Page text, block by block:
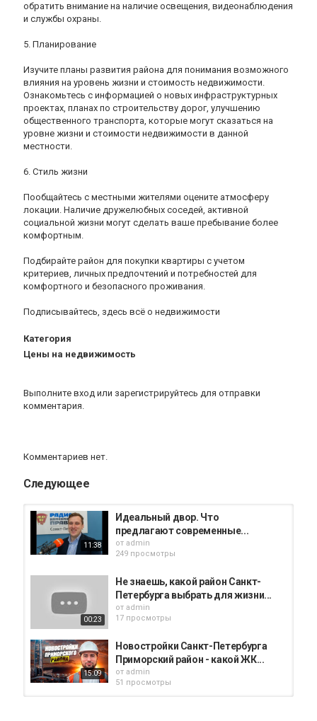
обратить внимание на наличие освещения, видеонаблюдения
и службы охраны.
5. Планирование
Изучите планы развития района для понимания возможного
влияния на уровень жизни и стоимость недвижимости.
Ознакомьтесь с информацией о новых инфраструктурных
проектах, планах по строительству дорог, улучшению
общественного транспорта, которые могут сказаться на
уровне жизни и стоимости недвижимости в данной
местности.
6. Стиль жизни
Пообщайтесь с местными жителями оцените атмосферу
локации. Наличие дружелюбных соседей, активной
социальной жизни могут сделать ваше пребывание более
комфортным.
Подбирайте район для покупки квартиры с учетом
критериев, личных предпочтений и потребностей для
комфортного и безопасного проживания.
Подписывайтесь, здесь всё о недвижимости
Категория
Цены на недвижимость
Выполните вход или зарегистрируйтесь для отправки
комментария.
Комментариев нет.
Следующее
11:38
Идеальный двор. Что
предлагают современные...
от admin
249 просмотры
00:23
Не знаешь, какой район Санкт-
Петербурга выбрать для жизни...
от admin
17 просмотры
15:09
Новостройки Санкт-Петербурга
Приморский район - какой ЖК...
от admin
51 просмотры